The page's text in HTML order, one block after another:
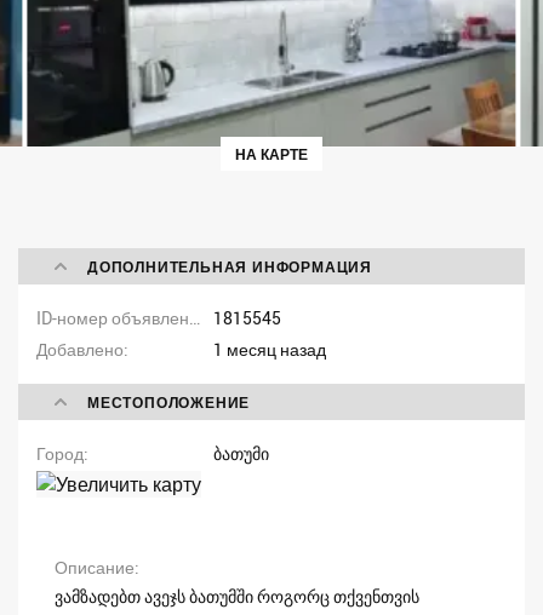
НА КАРТЕ
ДОПОЛНИТЕЛЬНАЯ ИНФОРМАЦИЯ
1815545
Добавлено
1 месяц назад
МЕСТОПОЛОЖЕНИЕ
Город ბათუმი
Описание
ვამზადებთ ავეჯს ბათუმში როგორც თქვენთვის